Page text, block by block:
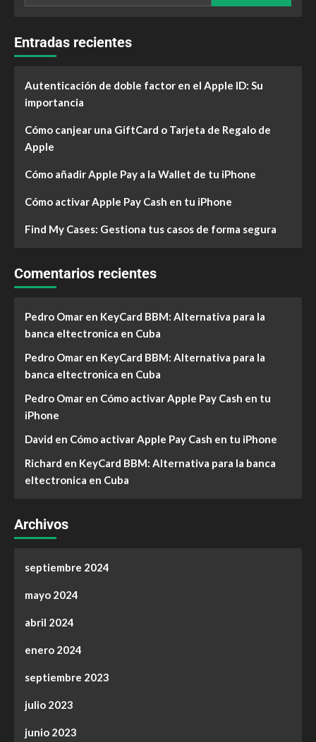
Entradas recientes
Autenticación de doble factor en el Apple ID: Su
importancia
Cómo canjear una GiftCard o Tarjeta de Regalo de
Apple
Cómo añadir Apple Pay a la Wallet de tu iPhone
Cómo activar Apple Pay Cash en tu iPhone
Find My Cases: Gestiona tus casos de forma segura
Comentarios recientes
Pedro Omar en KeyCard BBM: Alternativa para la
banca eltectronica en Cuba
Pedro Omar en KeyCard BBM: Alternativa para la
banca eltectronica en Cuba
Pedro Omar en Cómo activar Apple Pay Cash en tu
iPhone
David en Cómo activar Apple Pay Cash en tu iPhone
Richard en KeyCard BBM: Alternativa para la banca
eltectronica en Cuba
Archivos
septiembre 2024
mayo 2024
abril 2024
enero 2024
septiembre 2023
julio 2023
junio 2023